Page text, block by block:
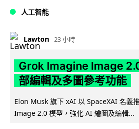
人工智能
Lawton 23 小時
Grok Imagine Image
部編輯及多圖參考功能
Elon Musk 旗下 xAI 以 SpaceXAI 名義
Image 2.0 模型，強化 AI 繪圖及編輯...